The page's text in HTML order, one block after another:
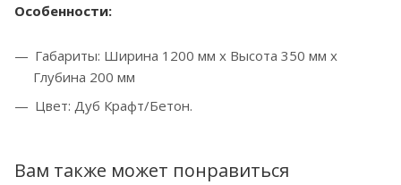
Особенности:
Габариты: Ширина 1200 мм x Высота 350 мм x
Глубина 200 мм
Цвет: Дуб Крафт/Бетон.
Вам также может понравиться